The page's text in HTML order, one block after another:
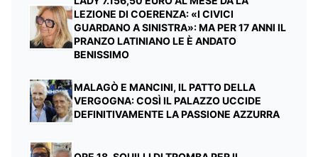
LEZIONE DI COERENZA: «I CIVICI
GUARDANO A SINISTRA»: MA PER 17 ANNI IL
PRANZO LATINIANO LE È ANDATO
BENISSIMO
MALAGÒ E MANCINI, IL PATTO DELLA
VERGOGNA: COSÌ IL PALAZZO UCCIDE
DEFINITIVAMENTE LA PASSIONE AZZURRA